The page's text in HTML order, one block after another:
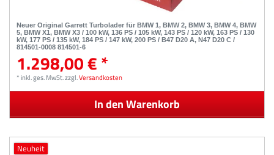
Neuer Original Garrett Turbolader für BMW 1, BMW 2, BMW 3, BMW 4, BMW
5, BMW X1, BMW X3 / 100 kW, 136 PS / 105 kW, 143 PS / 120 kW, 163 PS / 130
kW, 177 PS / 135 kW, 184 PS / 147 kW, 200 PS / B47 D20 A, N47 D20 C /
814501-0008 814501-6
1.298,00 € *
*inkl. ges. MwSt.zzgl.Versandkosten
In den Warenkorb
Neuheit